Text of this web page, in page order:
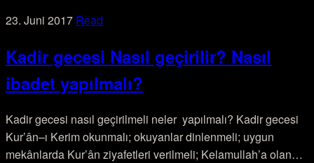
23. Juni 2017 Read
Kadir gecesi Nasıl geçirilir? Nasıl
ibadet yapılmalı?
Kadir gecesi nasıl geçirilmeli neler yapılmalı? Kadir gecesi
Kur’ân–ı Kerim okunmalı; okuyanlar dinlenmeli; uygun
mekânlarda Kur’ân ziyafetleri verilmeli; Kelamullah’a olan…